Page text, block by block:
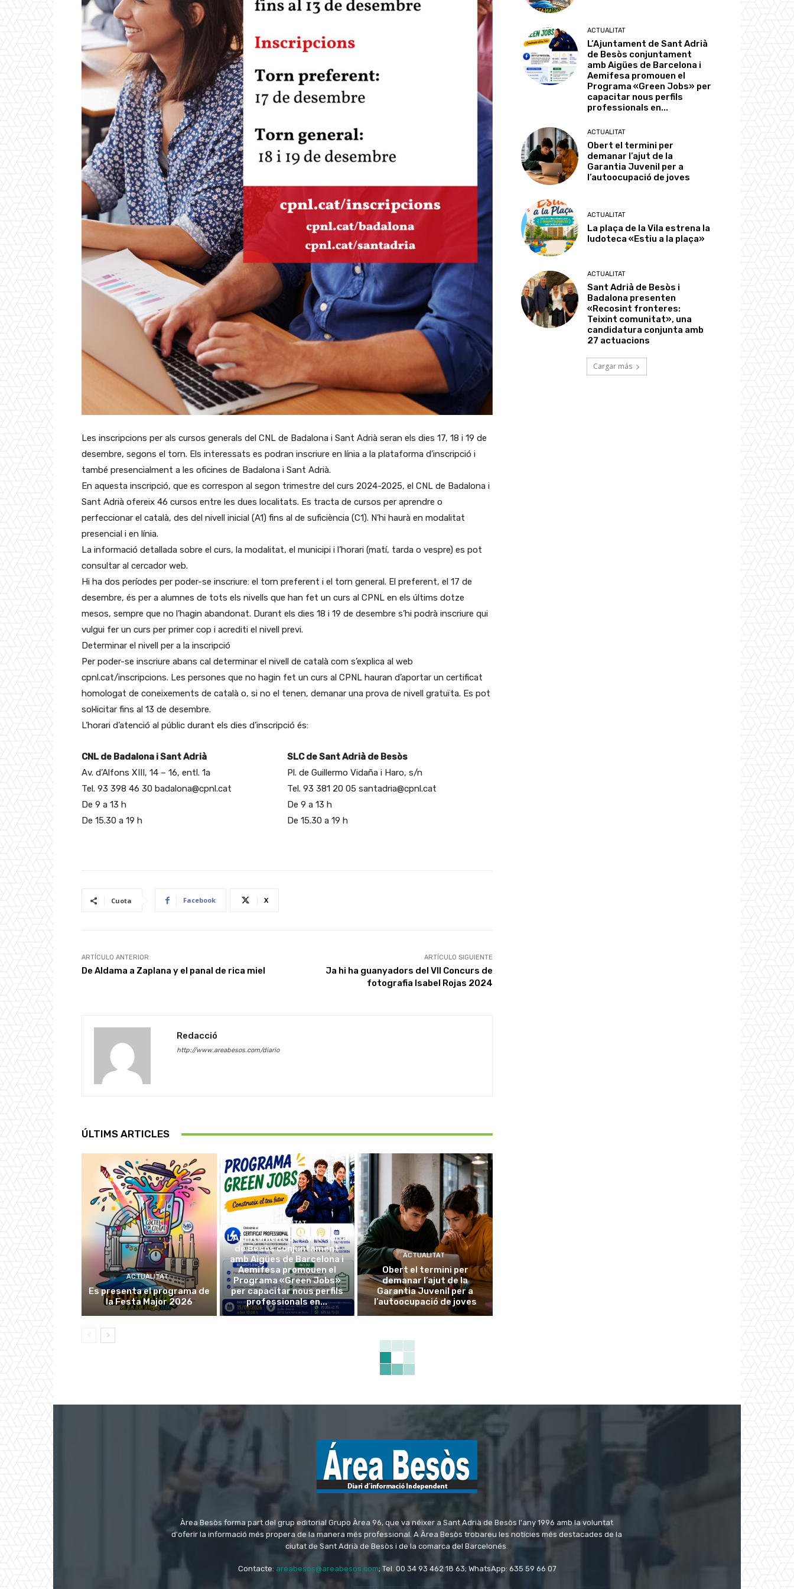
Les inscripcions per als cursos generals del CNL de Badalona i Sant Adrià seran els dies 17, 18 i 19 de
desembre, segons el torn. Els interessats es podran inscriure en línia a la plataforma d’inscripció i
també presencialment a les oficines de Badalona i Sant Adrià.
En aquesta inscripció, que es correspon al segon trimestre del curs 2024-2025, el CNL de Badalona i
Sant Adrià ofereix 46 cursos entre les dues localitats. Es tracta de cursos per aprendre o
perfeccionar el català, des del nivell inicial (A1) fins al de suficiència (C1). N’hi haurà en modalitat
presencial i en línia.
La informació detallada sobre el curs, la modalitat, el municipi i l’horari (matí, tarda o vespre) es pot
consultar al cercador web.
Hi ha dos períodes per poder-se inscriure: el torn preferent i el torn general. El preferent, el 17 de
desembre, és per a alumnes de tots els nivells que han fet un curs al CPNL en els últims dotze
mesos, sempre que no l’hagin abandonat. Durant els dies 18 i 19 de desembre s’hi podrà inscriure qui
vulgui fer un curs per primer cop i acrediti el nivell previ.
Determinar el nivell per a la inscripció
Per poder-se inscriure abans cal determinar el nivell de català com s’explica al web
cpnl.cat/inscripcions. Les persones que no hagin fet un curs al CPNL hauran d’aportar un certificat
homologat de coneixements de català o, si no el tenen, demanar una prova de nivell gratuïta. Es pot
sol·licitar fins al 13 de desembre.
L’horari d’atenció al públic durant els dies d’inscripció és:
CNL de Badalona i Sant Adrià
Av. d’Alfons XIII, 14 – 16, entl. 1a
Tel. 93 398 46 30 badalona@cpnl.cat
De 9 a 13 h
De 15.30 a 19 h
SLC de Sant Adrià de Besòs
Pl. de Guillermo Vidaña i Haro, s/n
Tel. 93 381 20 05 santadria@cpnl.cat
De 9 a 13 h
De 15.30 a 19 h
Cuota Facebook X
ARTÍCULO ANTERIOR
De Aldama a Zaplana y el panal de rica miel
ARTÍCULO SIGUIENTE
Ja hi ha guanyadors del VII Concurs de
fotografia Isabel Rojas 2024
Redacció
http://www.areabesos.com/diario
ÚLTIMS ARTICLES
ACTUALITAT
Es presenta el programa de
la Festa Major 2026
ACTUALITAT
L’Ajuntament de Sant Adrià
de Besòs conjuntament
amb Aigües de Barcelona i
Aemifesa promouen el
Programa «Green Jobs»
per capacitar nous perfils
professionals en...
ACTUALITAT
Obert el termini per
demanar l’ajut de la
Garantia Juvenil per a
l’autoocupació de joves
ACTUALITAT
L’Ajuntament de Sant Adrià
de Besòs conjuntament
amb Aigües de Barcelona i
Aemifesa promouen el
Programa «Green Jobs» per
capacitar nous perfils
professionals en...
ACTUALITAT
Obert el termini per
demanar l’ajut de la
Garantia Juvenil per a
l’autoocupació de joves
ACTUALITAT
La plaça de la Vila estrena la
ludoteca «Estiu a la plaça»
ACTUALITAT
Sant Adrià de Besòs i
Badalona presenten
«Recosint fronteres:
Teixint comunitat», una
candidatura conjunta amb
27 actuacions
Cargar más